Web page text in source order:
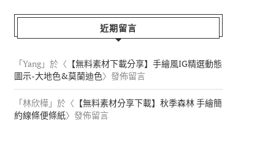
近期留言
「Yang」於〈 【無料素材下載分享】手繪風IG精選動態
圖示-大地色&莫蘭迪色〉發佈留言
「林欣樺 」於〈 【無料素材分享下載】秋季森林 手繪簡
約線條便條紙〉發佈留言